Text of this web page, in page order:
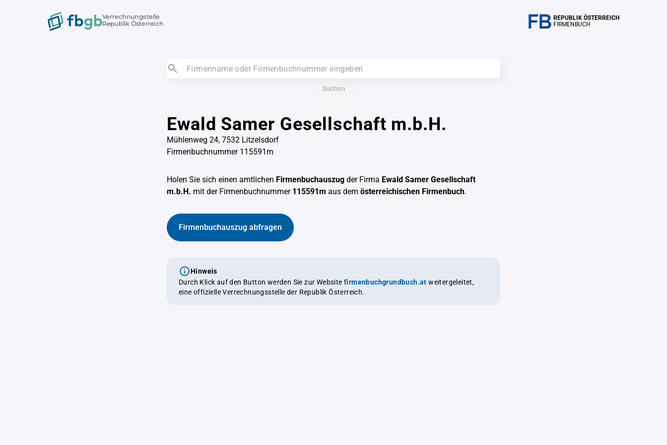
Verrechnungstelle
Republik Österreich
REPUBLIK ÖSTERREICH
FIRMENBUCH
Suchen
Ewald Samer Gesellschaft m.b.H.
Mühlenweg 24, 7532 Litzelsdorf
Firmenbuchnummer 115591m
Holen Sie sich einen amtlichen Firmenbuchauszug der Firma Ewald Samer Gesellschaft
m.b.H. mit der Firmenbuchnummer 115591m aus dem österreichischen Firmenbuch.
Firmenbuchauszug abfragen
Hinweis
Durch Klick auf den Button werden Sie zur Website firmenbuchgrundbuch.at weitergeleitet,
eine offizielle Verrechnungsstelle der Republik Österreich.